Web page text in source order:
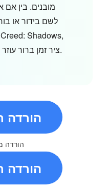
מובנים. בין
לשם בידור או
ציר זמן ברור עוזר להביא הכל לפרספקטיבה.
הורדה
הורדה
הורדה